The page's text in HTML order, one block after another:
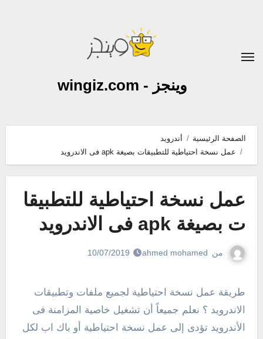
وينجز - wingiz.com
الصفحة الرئيسية
أندرويد
عمل نسخة احتياطية للتطبيقات بصيغة apk فى الاندرويد
عمل نسخة احتياطية للتطبيقا
ت بصيغة apk فى الاندرويد
من ahmed mohamed
10/07/2019
طريقة عمل نسخة احتياطية لجميع ملفات وتطبيقات
الاندرويد ؟ نعلم جميعاً أن تشغيل خاصية المزامنة فى
الأندرويد تؤدى إلى عمل نسخة احتياطية أو باك اب لكل